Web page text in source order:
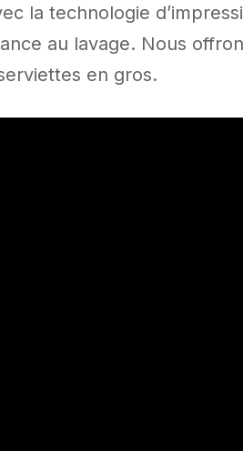
la technologie
au lavage. Nous
en gros.